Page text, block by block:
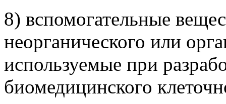
8) вспомогательные
неорганического или
используемые при
биомедицинского